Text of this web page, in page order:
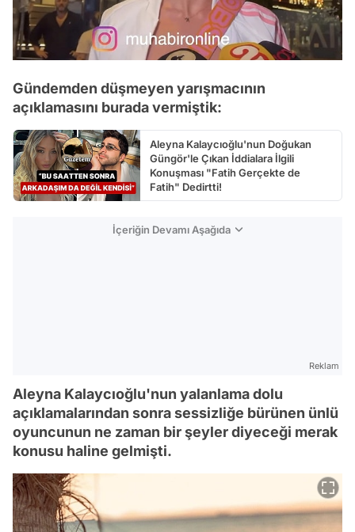
Gündemden düşmeyen yarışmacının
açıklamasını burada vermiştik:
Aleyna Kalaycıoğlu'nun Doğukan
Güngör'le Çıkan İddialara İlgili
Konuşması "Fatih Gerçekte de
Fatih" Dedirtti!
İçeriğin Devamı Aşağıda
Reklam
Aleyna Kalaycıoğlu'nun yalanlama dolu
açıklamalarından sonra sessizliğe bürünen ünlü
oyuncunun ne zaman bir şeyler diyeceği merak
konusu haline gelmişti.